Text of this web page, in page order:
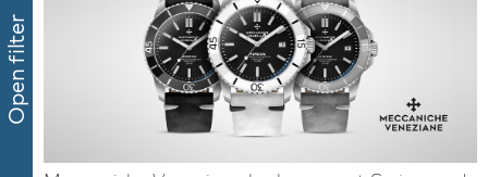
Open filter